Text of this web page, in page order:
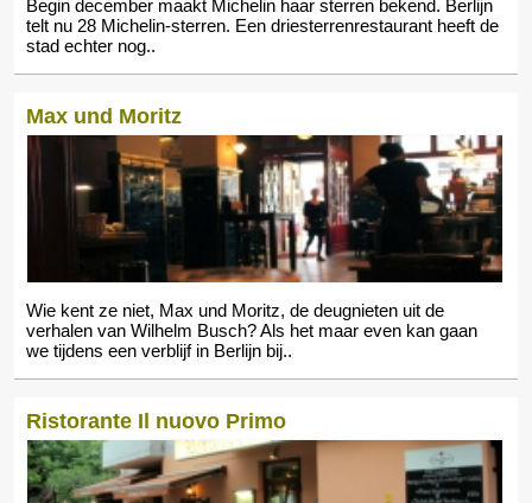
Begin december maakt Michelin haar sterren bekend. Berlijn
telt nu 28 Michelin-sterren. Een driesterrenrestaurant heeft de
stad echter nog..
Max und Moritz
Wie kent ze niet, Max und Moritz, de deugnieten uit de
verhalen van Wilhelm Busch? Als het maar even kan gaan
we tijdens een verblijf in Berlijn bij..
Ristorante Il nuovo Primo